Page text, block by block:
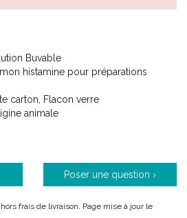
Buvable
histamine pour préparations
carton, Flacon verre
animale
Poser une question ›
frais de livraison. Page mise à jour le